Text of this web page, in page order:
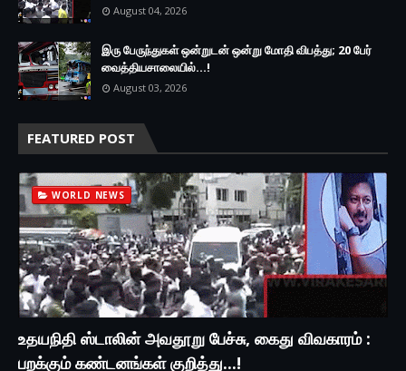
August 04, 2026
இரு ப‍ேருந்துகள் ஒன்றுடன் ஒன்று மோதி விபத்து; 20 பேர்
வைத்தியசாலையில்...!
August 03, 2026
FEATURED POST
WORLD NEWS
உதயநிதி ஸ்டாலின் அவதூறு பேச்சு, கைது விவகாரம் :
பறக்கும் கண்டனங்கள் குறித்து...!